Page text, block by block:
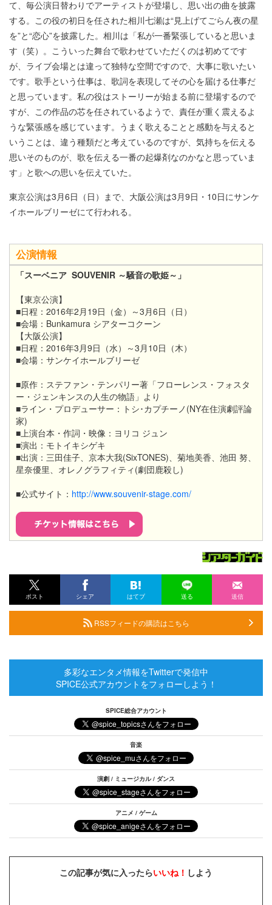
て、毎公演日替わりでアーティストが登場し、思い出の曲を披露
する。この役の初日を任された相川七瀬は“見上げてごらん夜の星
を”と“恋心”を披露した。相川は「私が一番緊張していると思いま
す（笑）。こういった舞台で歌わせていただくのは初めてです
が、ライブ会場とは違って独特な空間ですので、大事に歌いたい
です。歌手という仕事は、歌詞を表現してその心を届ける仕事だ
と思っています。私の役はストーリーが始まる前に登場するので
すが、この作品の芯を任されているようで、責任が重く震えるよ
うな緊張感を感じています。うまく歌えることと感動を与えると
いうことは、違う種類だと考えているのですが、気持ちを伝える
思いそのものが、歌を伝える一番の起爆剤なのかなと思っていま
す」と歌への思いを伝えていた。
東京公演は3月6日（日）まで、大阪公演は3月9日・10日にサンケ
イホールブリーゼにて行われる。
公演情報
「スーベニア SOUVENIR ～騒音の歌姫～」
【東京公演】
■日程：2016年2月19日（金）～3月6日（日）
■会場：Bunkamura シアターコクーン
【大阪公演】
■日程：2016年3月9日（水）～3月10日（木）
■会場：サンケイホールブリーゼ
■原作：ステファン・テンパリー著「フローレンス・フォスタ
ー・ジェンキンスの人生の物語」より
■ライン・プロデューサー：トシ･カプチーノ(NY在住演劇評論
家)
■上演台本・作詞・映像：ヨリコ ジュン
■演出：モトイキシゲキ
■出演：三田佳子、京本大我(SixTONES)、菊地美香、池田 努、
星奈優里、オレノグラフィティ(劇団鹿殺し)
■公式サイト： http://www.souvenir-stage.com/
ポスト シェア はてブ 送る 送信
RSSフィードの購読はこちら
多彩なエンタメ情報をTwitterで発信中
SPICE公式アカウントをフォローしよう！
SPICE総合アカウント
音楽
演劇 / ミュージカル / ダンス
アニメ / ゲーム
この記事が気に入ったらいいね！ しよう